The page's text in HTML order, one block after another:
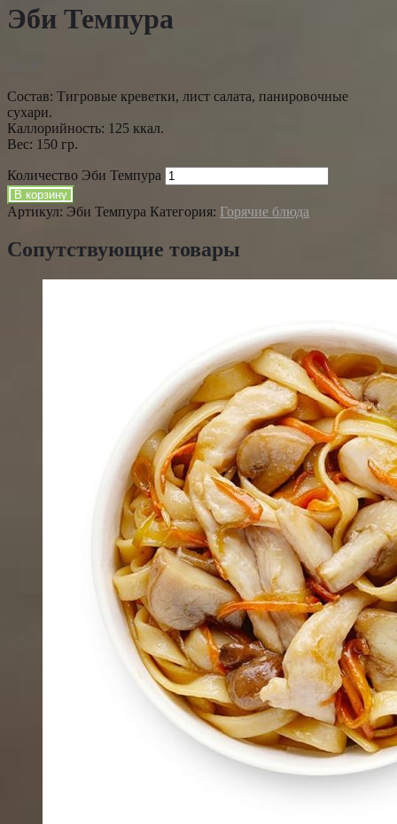
Эби Темпура
Состав: Тигровые креветки, лист салата, панировочные
сухари.
Каллорийность: 125 ккал.
Вес: 150 гр.
Количество Эби Темпура
В корзину
Артикул: Эби Темпура Категория: Горячие блюда
Сопутствующие товары